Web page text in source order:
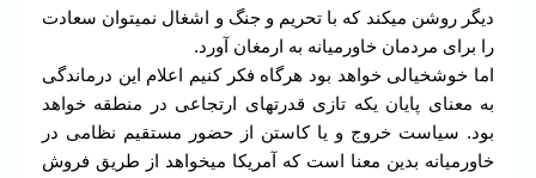
دیگر روشن میکند که با تحریم و جنگ و اشغال نمیتوان سعادت
را برای مردمان خاورمیانه به ارمغان آورد.
اما خوشخیالی خواهد بود هرگاه فکر کنیم اعلام این درماندگی
به معنای پایان یکه تازی قدرتهای ارتجاعی در منطقه خواهد
بود. سیاست خروج و یا کاستن از حضور مستقیم نظامی در
خاورمیانه بدین معنا است که آمریکا میخواهد از طریق فروش